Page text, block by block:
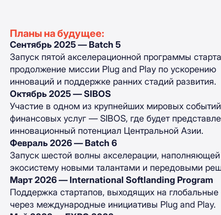
Планы на будущее:
Сентябрь 2025 — Batch 5
Запуск пятой акселерационной программы
продолжение миссии Plug and Play по ускорению
инноваций и поддержке ранних стадий развития.
Октябрь 2025 — SIBOS
Участие в одном из крупнейших мировых
финансовых услуг — SIBOS, где будет
инновационный потенциал Центральной Азии.
Февраль 2026 — Batch 6
Запуск шестой волны акселерации, наполняющей
экосистему новыми талантами и передовыми
Март 2026 — International Softlanding Program
Поддержка стартапов, выходящих на глобальные
через международные инициативы Plug and Play.